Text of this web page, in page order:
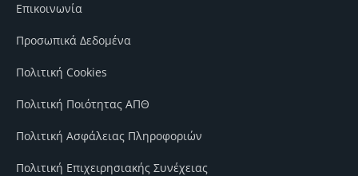
Επικοινωνία
Προσωπικά Δεδομένα
Πολιτική Cookies
Πολιτική Ποιότητας ΑΠΘ
Πολιτική Ασφάλειας Πληροφοριών
Πολιτική Επιχειρησιακής Συνέχειας